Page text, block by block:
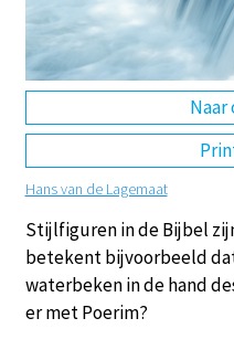
Hans van de Lagemaat
Stijlfiguren in de Bijbel
betekent bijvoorbeeld
waterbeken in de hand
er met Poerim?
DE